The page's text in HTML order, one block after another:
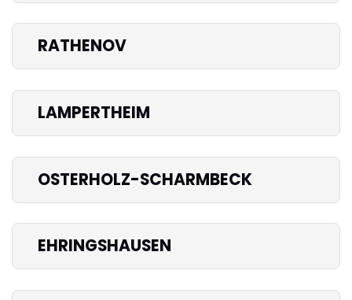
RATHENOV
LAMPERTHEIM
OSTERHOLZ-SCHARMBECK
EHRINGSHAUSEN